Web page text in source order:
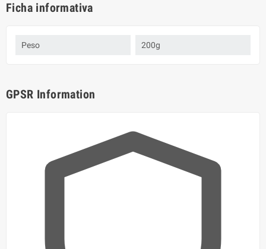
Ficha informativa
Peso 200g
GPSR Information